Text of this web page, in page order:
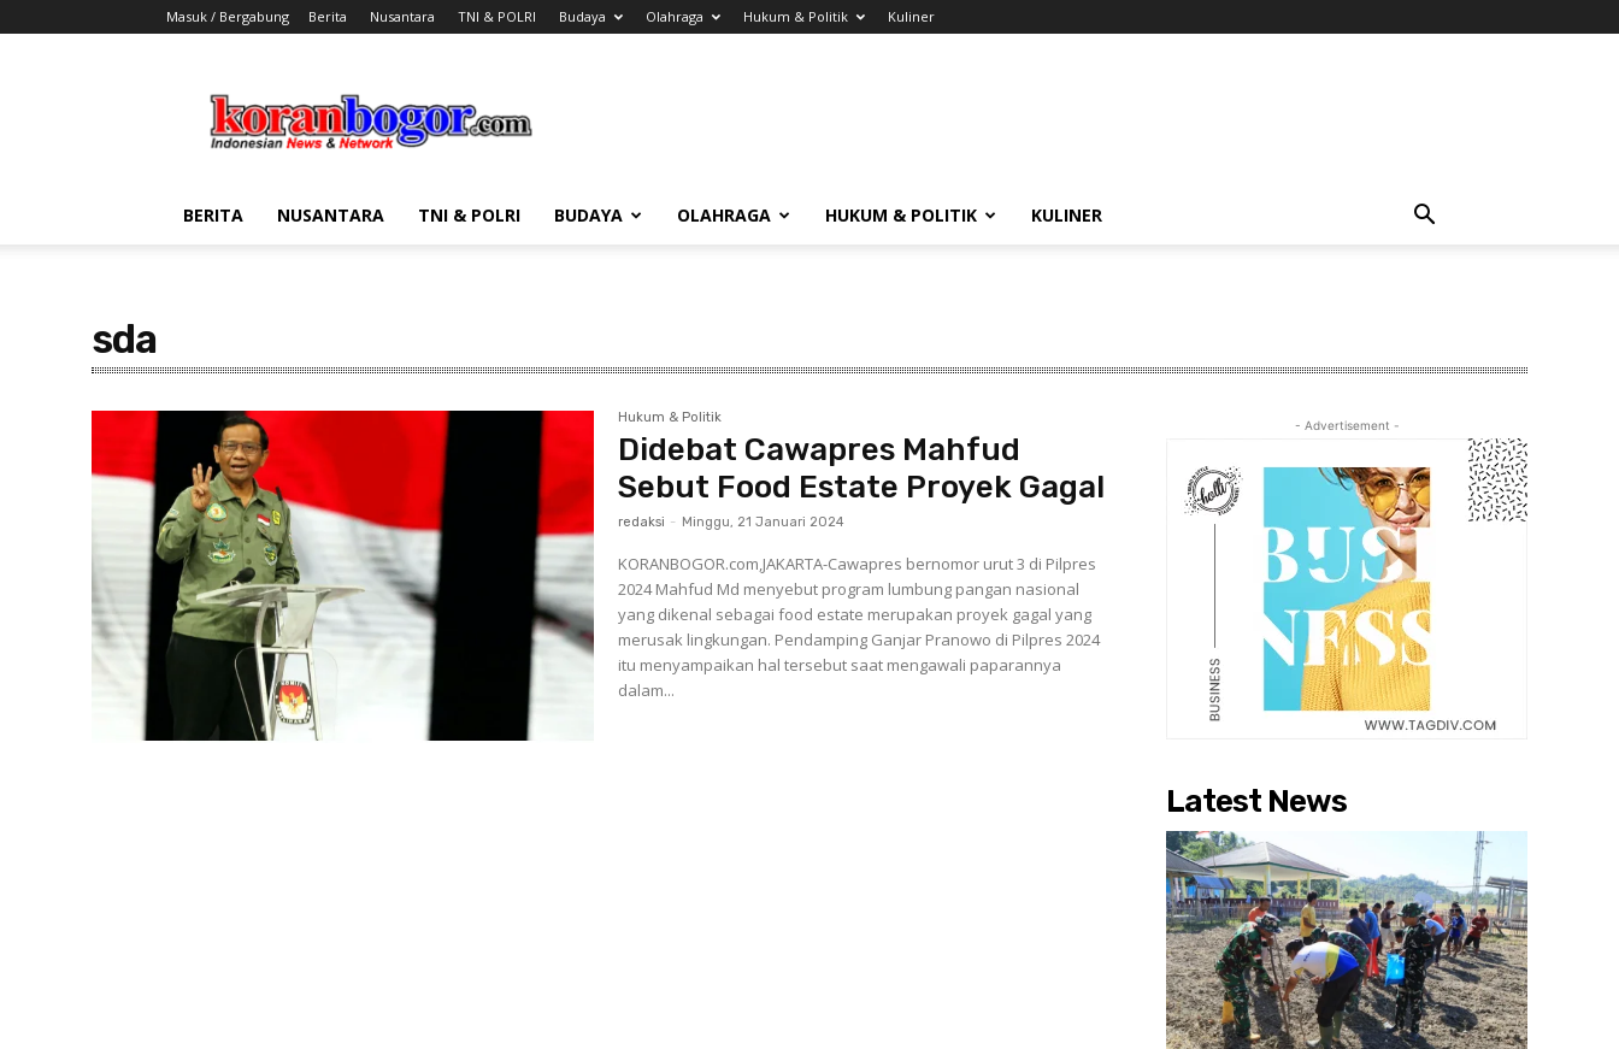
Masuk / Bergabung Berita Nusantara TNI & POLRI Budaya Olahraga Hukum & Politik Kuliner
Bogor
BERITA NUSANTARA TNI & POLRI BUDAYA OLAHRAGA HUKUM & POLITIK KULINER
sda
Hukum & Politik
Didebat Cawapres Mahfud
Sebut Food Estate Proyek Gagal
redaksi - Minggu, 21 Januari 2024
KORANBOGOR.com,JAKARTA-Cawapres bernomor urut 3 di Pilpres
2024 Mahfud Md menyebut program lumbung pangan nasional
yang dikenal sebagai food estate merupakan proyek gagal yang
merusak lingkungan. Pendamping Ganjar Pranowo di Pilpres 2024
itu menyampaikan hal tersebut saat mengawali paparannya
dalam...
- Advertisement -
Latest News